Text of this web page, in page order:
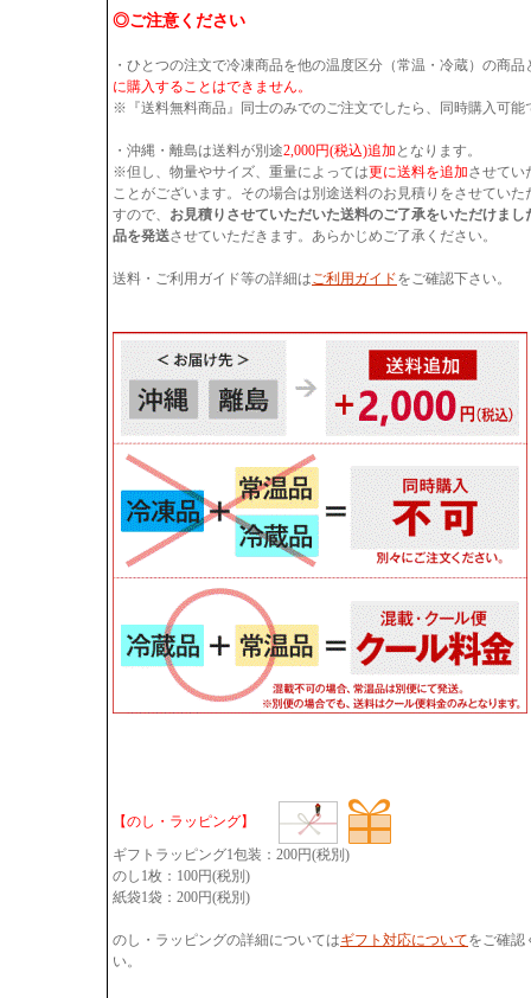
◎ご注意ください
・ひとつの注文で冷凍商品を他の温度区分（常温・冷蔵）の商品
に購入することはできません。
※『送料無料商品』同士のみでのご注文でしたら、同時購入可能
・沖縄・離島は送料が別途2,000円(税込)追加 となります。
※但し、物量やサイズ、重量によっては更に送料を追加させてい
ことがございます。その場合は別途送料のお見積りをさせていた
すので、 お見積りさせていただいた送料のご了承をいただけまし
品を発送させていただきます。あらかじめご了承ください。
送料・ご利用ガイド等の詳細はご利用ガイドをご確認下さい。
【のし・ラッピング】
ギフトラッピング1包装：200円(税別)
のし1枚：100円(税別)
紙袋1袋：200円(税別)
のし・ラッピングの詳細についてはギフト対応についてをご確認
い。